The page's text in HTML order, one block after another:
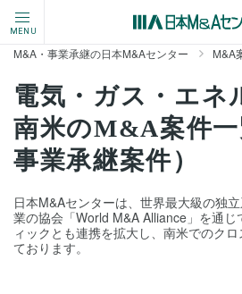
MENU
M&A・事業承継の日本M&Aセンター M&A
電気・ガス・エネ
南米のM&A案件一
事業承継案件）
日本M&Aセンターは、世界最大級の独
業の協会「World M&A Alliance」を通じ
ィックとも連携を拡大し、南米でのク
ております。